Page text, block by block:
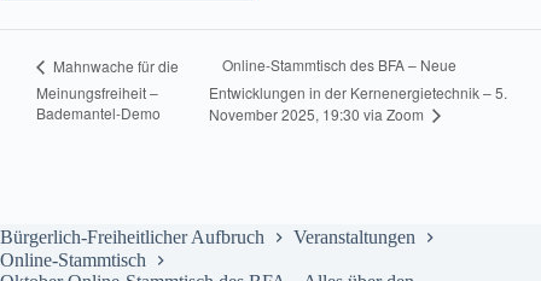
Mahnwache für die
Meinungsfreiheit –
Bademantel-Demo
Online-Stammtisch des BFA – Neue
Entwicklungen in der Kernenergietechnik – 5.
November 2025, 19:30 via Zoom
Bürgerlich-Freiheitlicher Aufbruch
Veranstaltungen
Online-Stammtisch